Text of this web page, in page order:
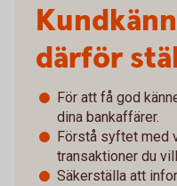
därför
För att få god
dina bankaffärer.
Förstå syftet med
transaktioner du
Säkerställa att